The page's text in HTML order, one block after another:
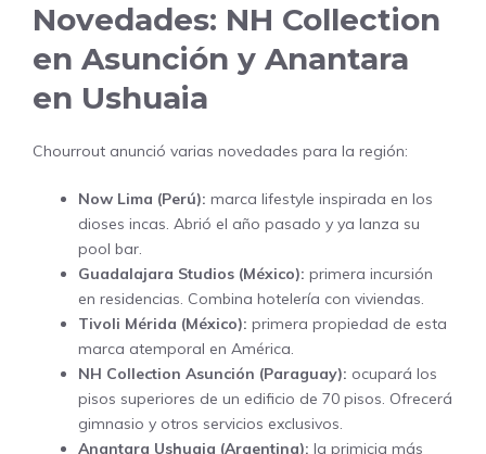
Novedades: NH Collection
en Asunción y Anantara
en Ushuaia
Chourrout anunció varias novedades para la región:
Now Lima (Perú): marca lifestyle inspirada en los
dioses incas. Abrió el año pasado y ya lanza su
pool bar.
Guadalajara Studios (México): primera incursión
en residencias. Combina hotelería con viviendas.
Tivoli Mérida (México): primera propiedad de esta
marca atemporal en América.
NH Collection Asunción (Paraguay): ocupará los
pisos superiores de un edificio de 70 pisos. Ofrecerá
gimnasio y otros servicios exclusivos.
Anantara Ushuaia (Argentina): la primicia más